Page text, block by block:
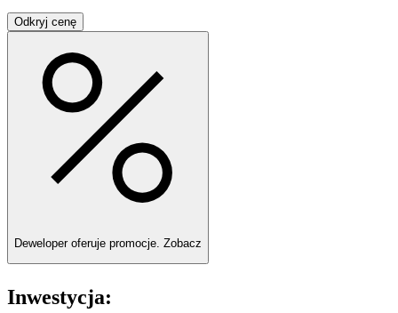
Odkryj cenę
Deweloper oferuje promocje. Zobacz
Inwestycja: